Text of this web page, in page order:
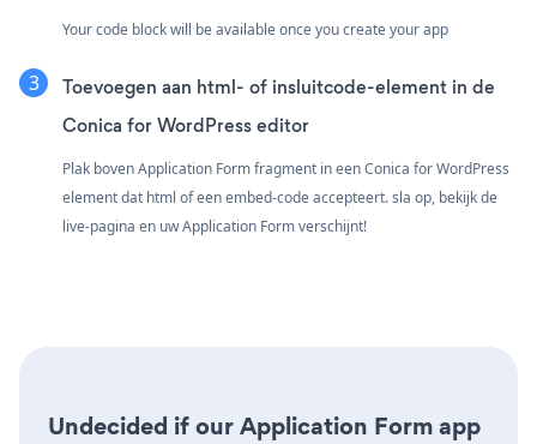
Your code block will be available once you create your app
Toevoegen aan html- of insluitcode-element in de
Conica for WordPress editor
Plak boven Application Form fragment in een Conica for WordPress
element dat html of een embed-code accepteert. sla op, bekijk de
live-pagina en uw Application Form verschijnt!
Undecided if our Application Form app